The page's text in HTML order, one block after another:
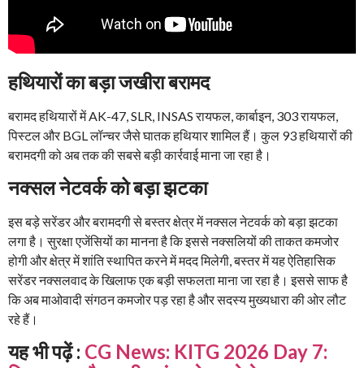
हथियारों का बड़ा जखीरा बरामद
बरामद हथियारों में AK-47, SLR, INSAS रायफल, कार्बाइन, 303 रायफल,
पिस्टल और BGL लॉन्चर जैसे घातक हथियार शामिल हैं। कुल 93 हथियारों की
बरामदगी को अब तक की सबसे बड़ी कार्रवाई माना जा रहा है।
नक्सल नेटवर्क को बड़ा झटका
इस बड़े सरेंडर और बरामदगी से बस्तर क्षेत्र में नक्सल नेटवर्क को बड़ा झटका
लगा है। सुरक्षा एजेंसियों का मानना है कि इससे नक्सलियों की ताकत कमजोर
होगी और क्षेत्र में शांति स्थापित करने में मदद मिलेगी, बस्तर में यह ऐतिहासिक
सरेंडर नक्सलवाद के खिलाफ एक बड़ी सफलता माना जा रहा है। इससे साफ है
कि अब माओवादी संगठन कमजोर पड़ रहा है और सदस्य मुख्यधारा की ओर लौट
रहे हैं।
यह भी पढ़ें : CG News: KITG 2026 Day 7: